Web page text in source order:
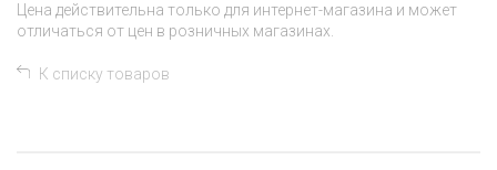
Цена действительна только для интернет-магазина и может
отличаться от цен в розничных магазинах.
К списку товаров